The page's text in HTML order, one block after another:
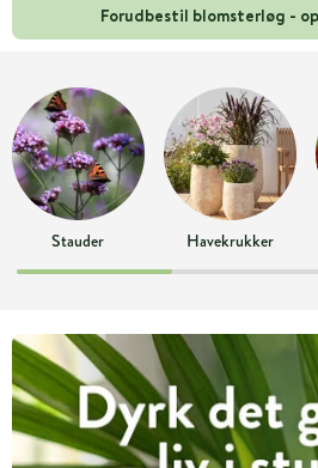
Forudbestil blomsterløg -
Stauder Havekrukker